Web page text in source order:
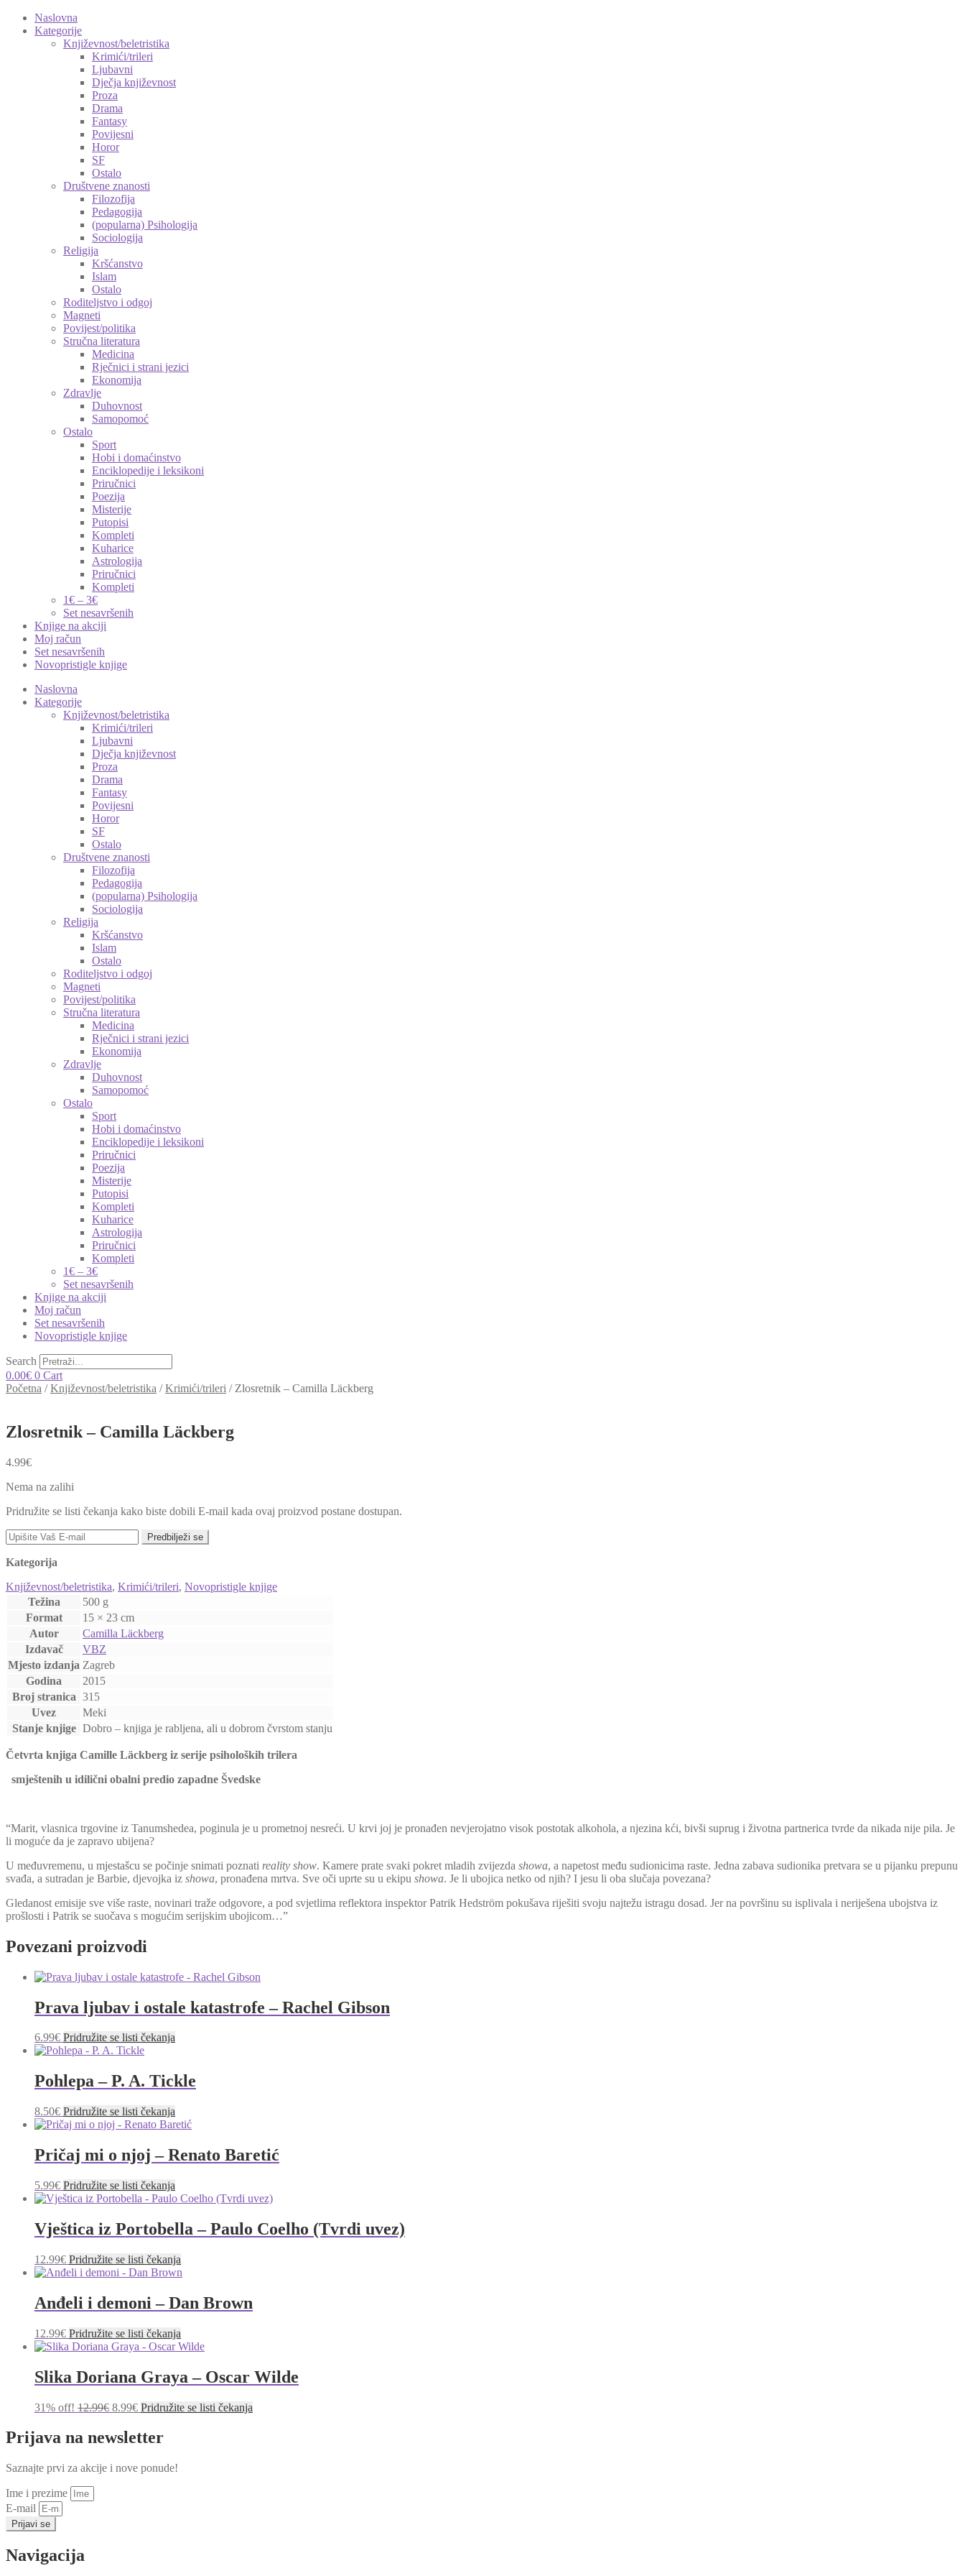
Naslovna
Kategorije
Književnost/beletristika
Krimići/trileri
Ljubavni
Dječja književnost
Proza
Drama
Fantasy
Povijesni
Horor
SF
Ostalo
Društvene znanosti
Filozofija
Pedagogija
(popularna) Psihologija
Sociologija
Religija
Kršćanstvo
Islam
Ostalo
Roditeljstvo i odgoj
Magneti
Povijest/politika
Stručna literatura
Medicina
Rječnici i strani jezici
Ekonomija
Zdravlje
Duhovnost
Samopomoć
Ostalo
Sport
Hobi i domaćinstvo
Enciklopedije i leksikoni
Priručnici
Poezija
Misterije
Putopisi
Kompleti
Kuharice
Astrologija
Priručnici
Kompleti
1€ – 3€
Set nesavršenih
Knjige na akciji
Moj račun
Set nesavršenih
Novopristigle knjige
Naslovna
Kategorije
Književnost/beletristika
Krimići/trileri
Ljubavni
Dječja književnost
Proza
Drama
Fantasy
Povijesni
Horor
SF
Ostalo
Društvene znanosti
Filozofija
Pedagogija
(popularna) Psihologija
Sociologija
Religija
Kršćanstvo
Islam
Ostalo
Roditeljstvo i odgoj
Magneti
Povijest/politika
Stručna literatura
Medicina
Rječnici i strani jezici
Ekonomija
Zdravlje
Duhovnost
Samopomoć
Ostalo
Sport
Hobi i domaćinstvo
Enciklopedije i leksikoni
Priručnici
Poezija
Misterije
Putopisi
Kompleti
Kuharice
Astrologija
Priručnici
Kompleti
1€ – 3€
Set nesavršenih
Knjige na akciji
Moj račun
Set nesavršenih
Novopristigle knjige
Search
0.00€ 0 Cart
Početna /Književnost/beletristika /Krimići/trileri / Zlosretnik – Camilla Läckberg
Zlosretnik – Camilla Läckberg
4.99€
Nema na zalihi
Pridružite se listi čekanja kako biste dobili E-mail kada ovaj proizvod postane dostupan.
Predbilježi se
Kategorija
Književnost/beletristika, Krimići/trileri, Novopristigle knjige
Težina
500 g
Format
15 × 23 cm
Autor
Camilla Läckberg
Izdavač
VBZ
Mjesto izdanja Zagreb
Godina
2015
Broj stranica 315
Uvez
Meki
Stanje knjige Dobro – knjiga je rabljena, ali u dobrom čvrstom stanju
Četvrta knjiga Camille Läckberg iz serije psiholoških trilera
smještenih u idilični obalni predio zapadne Švedske
“Marit, vlasnica trgovine iz Tanumshedea, poginula je u prometnoj nesreći. U krvi joj je pronađen nevjerojatno visok postotak alkohola, a njezina kći, bivši suprug i životna partnerica tvrde da nikada nije pila. Je
li moguće da je zapravo ubijena?
U međuvremenu, u mjestašcu se počinje snimati poznati reality show. Kamere prate svaki pokret mladih zvijezda showa, a napetost među sudionicima raste. Jedna zabava sudionika pretvara se u pijanku prepunu
svađa, a sutradan je Barbie, djevojka iz showa, pronađena mrtva. Sve oči uprte su u ekipu showa. Je li ubojica netko od njih? I jesu li oba slučaja povezana?
Gledanost emisije sve više raste, novinari traže odgovore, a pod svjetlima reflektora inspektor Patrik Hedström pokušava riješiti svoju najtežu istragu dosad. Jer na površinu su isplivala i neriješena ubojstva iz
prošlosti i Patrik se suočava s mogućim serijskim ubojicom…”
Povezani proizvodi
Prava ljubav i ostale katastrofe – Rachel Gibson
6.99€ Pridružite se listi čekanja
Pohlepa – P. A. Tickle
8.50€ Pridružite se listi čekanja
Pričaj mi o njoj – Renato Baretić
5.99€ Pridružite se listi čekanja
Vještica iz Portobella – Paulo Coelho (Tvrdi uvez)
12.99€ Pridružite se listi čekanja
Anđeli i demoni – Dan Brown
12.99€ Pridružite se listi čekanja
Slika Doriana Graya – Oscar Wilde
31% off! 12.99€ Izvorna
bila
je:
8.99€Trenutna
je:
8.99€.
Pridružite se listi čekanja
Prijava na newsletter
Saznajte prvi za akcije i nove ponude!
Ime i prezime
E-mail
Prijavi se
Navigacija